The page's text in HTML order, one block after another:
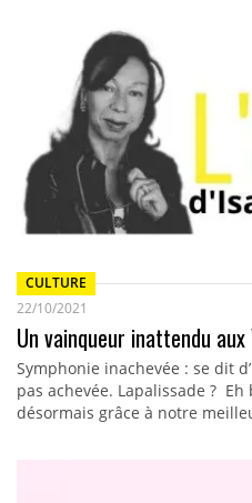
CULTURE
22/10/2021
Un vainqueur inattendu
Symphonie inachevée : se dit
pas achevée. Lapalissade ?
désormais grâce à notre